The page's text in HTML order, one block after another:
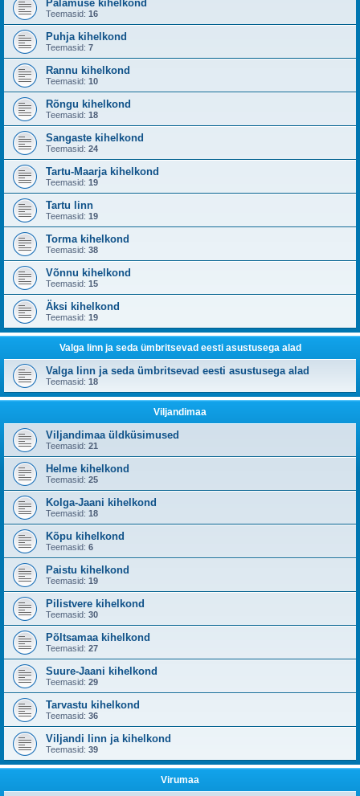
Palamuse kihelkond
Teemasid: 16
Puhja kihelkond
Teemasid: 7
Rannu kihelkond
Teemasid: 10
Rõngu kihelkond
Teemasid: 18
Sangaste kihelkond
Teemasid: 24
Tartu-Maarja kihelkond
Teemasid: 19
Tartu linn
Teemasid: 19
Torma kihelkond
Teemasid: 38
Võnnu kihelkond
Teemasid: 15
Äksi kihelkond
Teemasid: 19
Valga linn ja seda ümbritsevad eesti asustusega alad
Valga linn ja seda ümbritsevad eesti asustusega alad
Teemasid: 18
Viljandimaa
Viljandimaa üldküsimused
Teemasid: 21
Helme kihelkond
Teemasid: 25
Kolga-Jaani kihelkond
Teemasid: 18
Kõpu kihelkond
Teemasid: 6
Paistu kihelkond
Teemasid: 19
Pilistvere kihelkond
Teemasid: 30
Põltsamaa kihelkond
Teemasid: 27
Suure-Jaani kihelkond
Teemasid: 29
Tarvastu kihelkond
Teemasid: 36
Viljandi linn ja kihelkond
Teemasid: 39
Virumaa